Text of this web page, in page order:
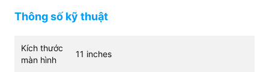
vọt về đồ họa và xử lý AI, giúp vận hành mượt mà
các ứng dụng nặng và tiết kiệm điện năng.
RAM 8GB:
mái mở nhiều cửa sổ qua Stage Manager mà
Thông số kỹ thuật
Kích thước
màn hình
11 inches